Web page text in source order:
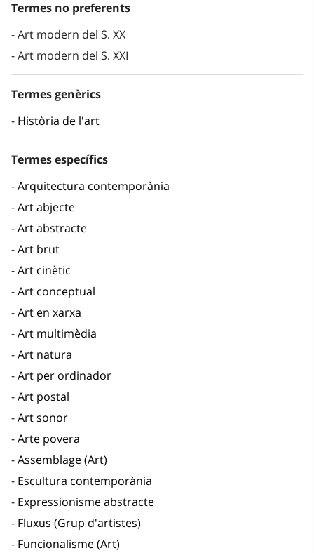
Termes no preferents
Art modern del S. XX
Art modern del S. XXI
Termes genèrics
Història de l'art
Termes específics
Arquitectura contemporània
Art abjecte
Art abstracte
Art brut
Art cinètic
Art conceptual
Art en xarxa
Art multimèdia
Art natura
Art per ordinador
Art postal
Art sonor
Arte povera
Assemblage (Art)
Escultura contemporània
Expressionisme abstracte
Fluxus (Grup d'artistes)
Funcionalisme (Art)